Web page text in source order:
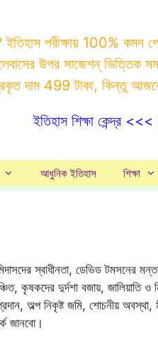
ইতিহাস পরীক্ষায় 100%
উপর সাজেশন্
দাম 499 টাকা, কিন্তু
ইতিহাস শিক্ষা কেন্দ্র
আধুনিক ইতিহাস শিক্ষা
স্বাধীনতা, ডেভিড টমসনের
কৃষকদের দুর্দশা বজায়, জালিয়াতি ও
অল্প নিকৃষ্ট জমি, শোচনীয় অবস্থা,
জানবো।